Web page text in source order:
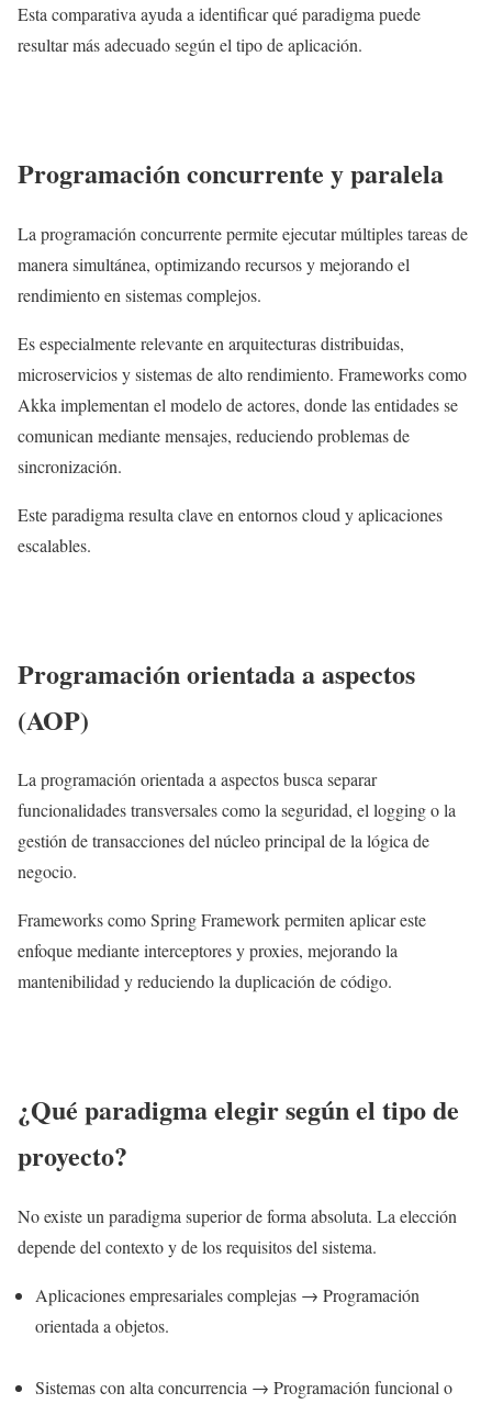
Esta comparativa ayuda a identificar qué paradigma puede
resultar más adecuado según el tipo de aplicación.
Programación concurrente y paralela
La programación concurrente permite ejecutar múltiples tareas de
manera simultánea, optimizando recursos y mejorando el
rendimiento en sistemas complejos.
Es especialmente relevante en arquitecturas distribuidas,
microservicios y sistemas de alto rendimiento. Frameworks como
Akka implementan el modelo de actores, donde las entidades se
comunican mediante mensajes, reduciendo problemas de
sincronización.
Este paradigma resulta clave en entornos cloud y aplicaciones
escalables.
Programación orientada a aspectos
(AOP)
La programación orientada a aspectos busca separar
funcionalidades transversales como la seguridad, el logging o la
gestión de transacciones del núcleo principal de la lógica de
negocio.
Frameworks como Spring Framework permiten aplicar este
enfoque mediante interceptores y proxies, mejorando la
mantenibilidad y reduciendo la duplicación de código.
¿Qué paradigma elegir según el tipo de
proyecto?
No existe un paradigma superior de forma absoluta. La elección
depende del contexto y de los requisitos del sistema.
Aplicaciones empresariales complejas → Programación
orientada a objetos.
Sistemas con alta concurrencia → Programación funcional o